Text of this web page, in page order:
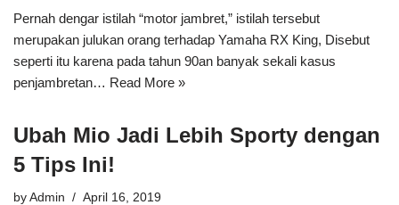
Pernah dengar istilah “motor jambret,” istilah tersebut
merupakan julukan orang terhadap Yamaha RX King, Disebut
seperti itu karena pada tahun 90an banyak sekali kasus
penjambretan… Read More »
Ubah Mio Jadi Lebih Sporty dengan
5 Tips Ini!
by Admin April 16, 2019